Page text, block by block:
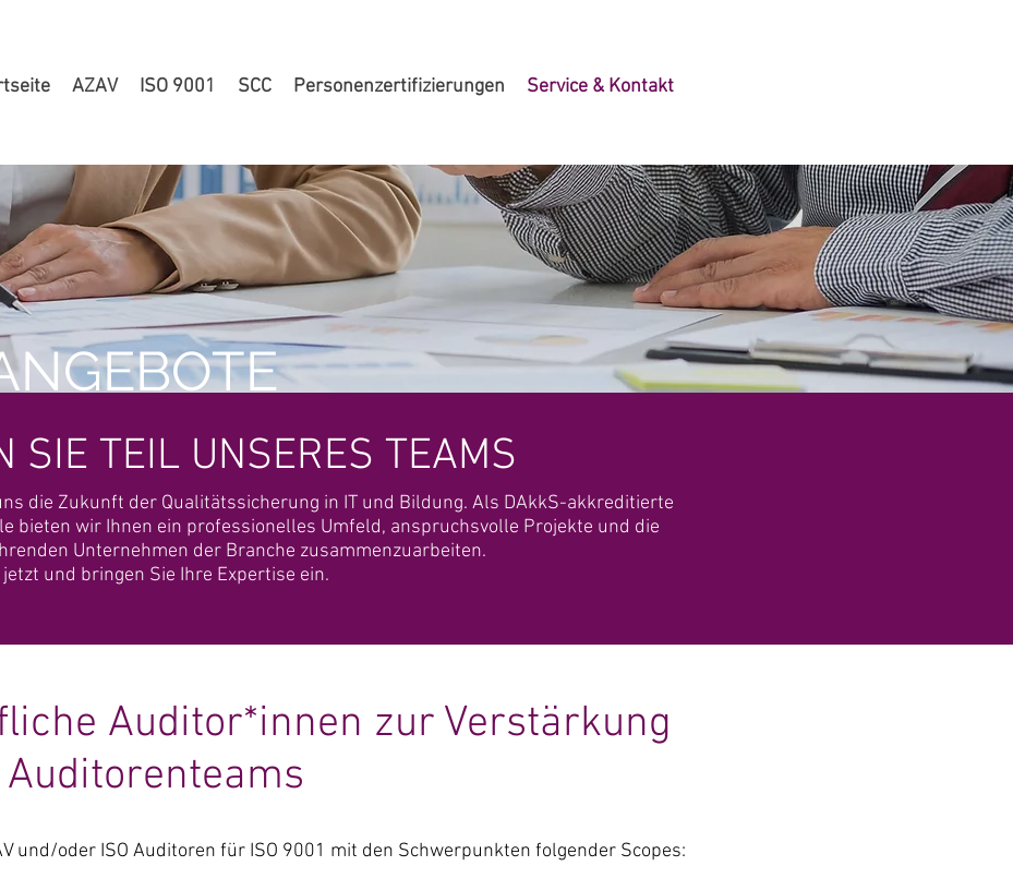
AZAV ISO 9001 SCC Personenzertifizierungen Service & Kontakt
SIE TEIL UNSERES TEAMS
die Zukunft der Qualitätssicherung in IT und Bildung. Als DAkkS-akkreditierte
bieten wir Ihnen ein professionelles Umfeld, anspruchsvolle Projekte und die
Unternehmen der Branche zusammenzuarbeiten.
und bringen Sie Ihre Expertise ein.
Auditor*innen zur Verstärkung
und/oder ISO Auditoren für ISO 9001 mit den Schwerpunkten folgender Scopes: